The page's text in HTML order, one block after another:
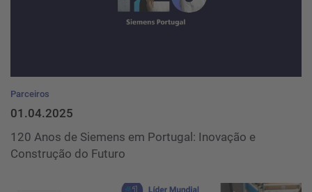
Parceiros
01.04.2025
120 Anos de Siemens em Portugal: Inovação e
Construção do Futuro